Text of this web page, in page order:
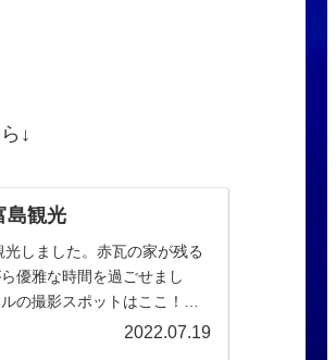
↓
島観光
しました。赤瓦の家が残る
優雅な時間を過ごせまし
の撮影スポットはここ！初
2022.07.19